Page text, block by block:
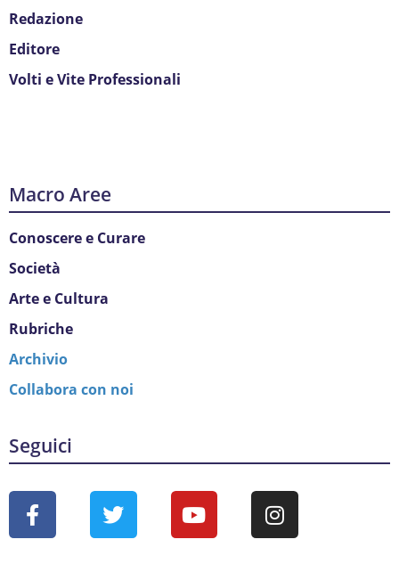
Redazione
Editore
Volti e Vite Professionali
Macro Aree
Conoscere e Curare
Società
Arte e Cultura
Rubriche
Archivio
Collabora con noi
Seguici